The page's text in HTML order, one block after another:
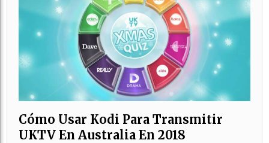
Cómo Usar Kodi Para Transmitir
UKTV En Australia En 2018